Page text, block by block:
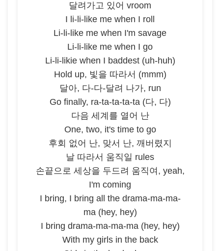
달려가고 있어 vroom
I li-li-like me when I roll
Li-li-like me when I'm savage
Li-li-like me when I go
Li-li-likie when I baddest (uh-huh)
Hold up, 빛을 따라서 (mmm)
달아, 다-다-달려 나가, run
Go finally, ra-ta-ta-ta-ta (다, 다)
다음 세계를 열어 난
One, two, it's time to go
후회 없어 난, 맞서 난, 깨버렸지
날 따라서 움직일 rules
손끝으로 세상을 두드려 움직여, yeah,
I'm coming
I bring, I bring all the drama-ma-ma-
ma (hey, hey)
I bring drama-ma-ma-ma (hey, hey)
With my girls in the back